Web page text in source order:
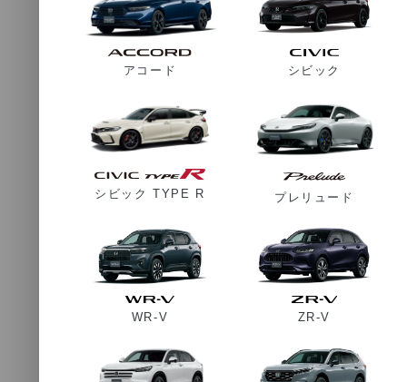
アコード シビック
シビック TYPE R プレリュード
WR-V ZR-V